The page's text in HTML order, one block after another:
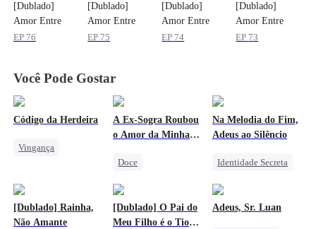
[Dublado]
Amor Entre
Segredos
EP 76
[Dublado]
Amor Entre
Segredos
EP 75
[Dublado]
Amor Entre
Segredos
EP 74
[Dublado]
Amor Entre
Segredos
EP 73
Você Pode Gostar
Código da Herdeira
Vingança
Herdeira
Casamento
A Ex-Sogra Roubou
o Amor da Minha
Doce
Herdeira Falsa
Na Melodia do Fim,
Adeus ao Silêncio
Identidade Secreta
[Dublado] Rainha,
Não Amante
[Dublado] O Pai do
Meu Filho é o Tio
Adeus, Sr. Luan